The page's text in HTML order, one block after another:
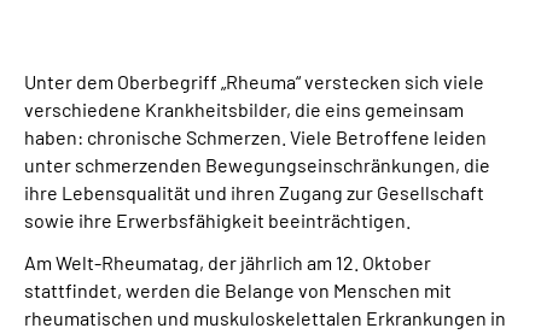
Arbeitgeber-Services
Über uns & Karriere
Online-Services
Die DRV Knappschaft-Bahn-See in Deutscher
Gebärdensprache
Unter dem Oberbegriff „Rheuma“ verstecken sich viele
verschiedene Krankheitsbilder, die eins gemeinsam
haben: chronische Schmerzen. Viele Betroffene leiden
unter schmerzenden Bewegungseinschränkungen, die
ihre Lebensqualität und ihren Zugang zur Gesellschaft
sowie ihre Erwerbsfähigkeit beeinträchtigen.
Am Welt-Rheumatag, der jährlich am 12. Oktober
stattfindet, werden die Belange von Menschen mit
rheumatischen und muskuloskelettalen Erkrankungen in